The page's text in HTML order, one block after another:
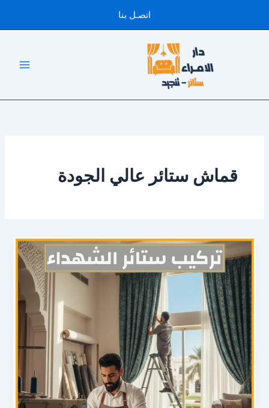
اتصـل بنا
قماش ستائر عالي الجودة